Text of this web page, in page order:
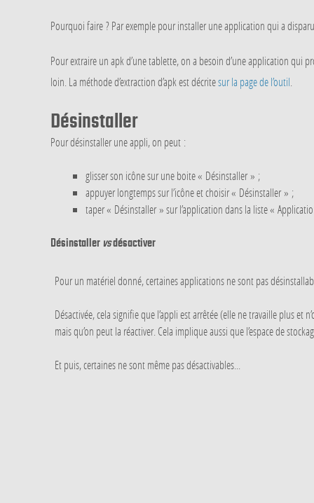
Pourquoi faire ? Par exemple pour installer une application qui a
Pour extraire un apk d’une tablette, on a besoin d’une application qui
loin. La méthode d’extraction d’apk est décritesur la page de l’outil.
Désinstaller
Pour désinstaller une appli, on peut :
glisser son icône sur une boite « Désinstaller » ;
appuyer longtemps sur l’icône et choisir « Désinstaller » ;
taper « Désinstaller » sur l’application dans la liste «
Désinstaller vsdésactiver
Pour un matériel donné, certaines applications ne sont pas
Désactivée, cela signifie que l’appli est arrêtée (elle ne travaille plus et
mais qu’on peut la réactiver. Cela implique aussi que l’espace de
Et puis, certaines ne sont même pas désactivables...